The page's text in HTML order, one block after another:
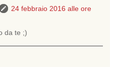
24 febbraio 2016 alle ore
da te ;)